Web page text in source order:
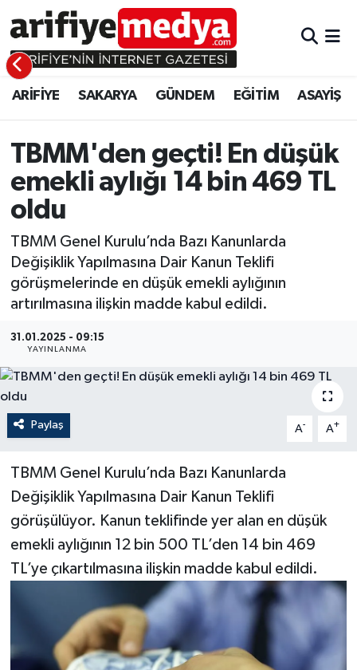
ARİFİYE SAKARYA GÜNDEM EĞİTİM ASAYİŞ
TBMM'den geçti! En düşük
emekli aylığı 14 bin 469 TL
oldu
TBMM Genel Kurulu’nda Bazı Kanunlarda
Değişiklik Yapılmasına Dair Kanun Teklifi
görüşmelerinde en düşük emekli aylığının
artırılmasına ilişkin madde kabul edildi.
31.01.2025 - 09:15
YAYINLANMA
Paylaş A- A+
TBMM Genel Kurulu’nda Bazı Kanunlarda
Değişiklik Yapılmasına Dair Kanun Teklifi
görüşülüyor. Kanun teklifinde yer alan en düşük
emekli aylığının 12 bin 500 TL’den 14 bin 469
TL’ye çıkartılmasına ilişkin madde kabul edildi.
ARİFİYE
SAKARYA
GÜNDEM
EĞİTİM
ASAYİŞ
EKONOMİ
ARİFİYE
GÜNDEM
EĞİTİM
EKONOMİ
ASAYİŞ
Sakarya Hava Durumu
Sakarya Namaz Vakitleri
Sakarya Trafik Yoğunluk Haritası
Süper Lig Puan Durumu ve Fikstür
Tüm Manşetler
Son Dakika Haberleri
Haber Arşivi